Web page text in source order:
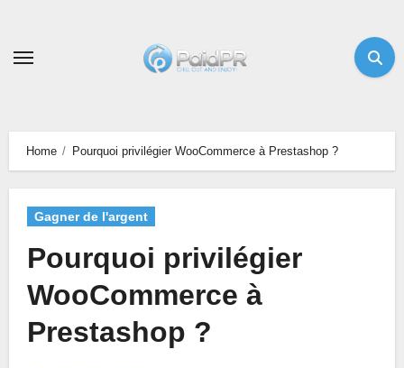
content
Home Pourquoi privilégier WooCommerce à Prestashop ?
Gagner de l'argent
Pourquoi privilégier
WooCommerce à
Prestashop ?